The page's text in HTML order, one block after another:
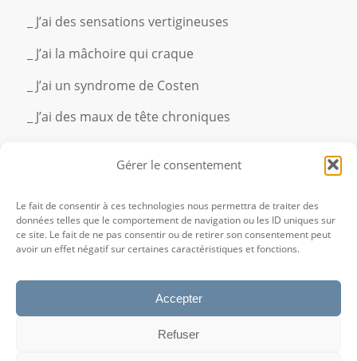
Gérer le consentement
Le fait de consentir à ces technologies nous permettra de traiter des
données telles que le comportement de navigation ou les ID uniques sur
ce site. Le fait de ne pas consentir ou de retirer son consentement peut
avoir un effet négatif sur certaines caractéristiques et fonctions.
Accepter
Refuser
_ J’ai des sensations vertigineuses
_ J’ai la mâchoire qui craque
_ J’ai un syndrome de Costen
_ J’ai des maux de tête chroniques